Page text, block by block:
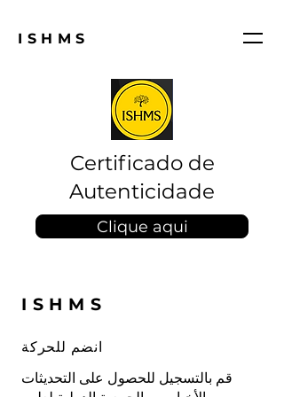
ISHMS
Certificado de
Autenticidade
Clique aqui
ISHMS
انضم للحركة
قم بالتسجيل للحصول على التحديثات